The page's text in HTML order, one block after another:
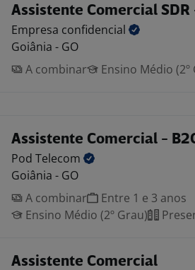
Assistente Comercial SDR
Empresa confidencial
Goiânia - GO
A combinar
Ensino Médio (2º
Assistente Comercial -
Pod Telecom
Goiânia - GO
A combinar
Entre 1 e 3 anos
Ensino Médio (2º Grau)
Assistente Comercial